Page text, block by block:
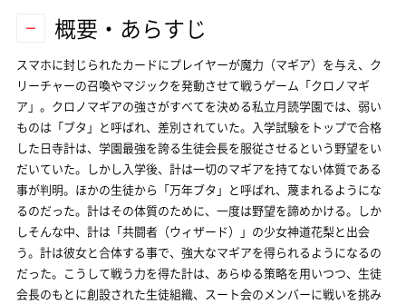
概要・あらすじ
スマホに封じられたカードにプレイヤーが魔力（マギア）を与え、ク
リーチャーの召喚やマジックを発動させて戦うゲーム「クロノマギ
ア」。クロノマギアの強さがすべてを決める私立月読学園では、弱い
ものは「ブタ」と呼ばれ、差別されていた。入学試験をトップで合格
した日寺計は、学園最強を誇る生徒会長を服従させるという野望をい
だいていた。しかし入学後、計は一切のマギアを持てない体質である
事が判明。ほかの生徒から「万年ブタ」と呼ばれ、蔑まれるようにな
るのだった。計はその体質のために、一度は野望を諦めかける。しか
しそんな中、計は「共闘者（ウィザード）」の少女神道花梨と出会
う。計は彼女と合体する事で、強大なマギアを得られるようになるの
だった。こうして戦う力を得た計は、あらゆる策略を用いつつ、生徒
会長のもとに創設された生徒組織、スート会のメンバーに戦いを挑み